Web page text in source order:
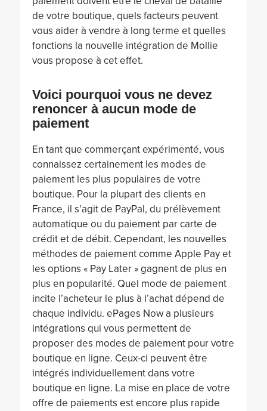
de votre boutique, quels facteurs peuvent
vous aider à vendre à long terme et quelles
fonctions la nouvelle intégration de Mollie
vous propose à cet effet.
Voici pourquoi vous ne devez
renoncer à aucun mode de
paiement
En tant que commerçant expérimenté, vous
connaissez certainement les modes de
paiement les plus populaires de votre
boutique. Pour la plupart des clients en
France, il s’agit de PayPal, du prélèvement
automatique ou du paiement par carte de
crédit et de débit. Cependant, les nouvelles
méthodes de paiement comme Apple Pay et
les options « Pay Later » gagnent de plus en
plus en popularité. Quel mode de paiement
incite l’acheteur le plus à l’achat dépend de
chaque individu. ePages Now a plusieurs
intégrations qui vous permettent de
proposer des modes de paiement pour votre
boutique en ligne. Ceux-ci peuvent être
intégrés individuellement dans votre
boutique en ligne. La mise en place de votre
offre de paiements est encore plus rapide